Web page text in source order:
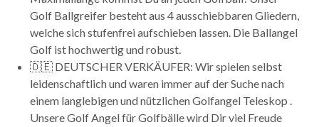
Golf Ballgreifer besteht aus 4 ausschiebbaren Gliedern,
welche sich stufenfrei aufschieben lassen. Die Ballangel
Golf ist hochwertig und robust.
🇩🇪 DEUTSCHER VERKÄUFER: Wir spielen selbst
leidenschaftlich und waren immer auf der Suche nach
einem langlebigen und nützlichen Golfangel Teleskop .
Unsere Golf Angel für Golfbälle wird Dir viel Freude